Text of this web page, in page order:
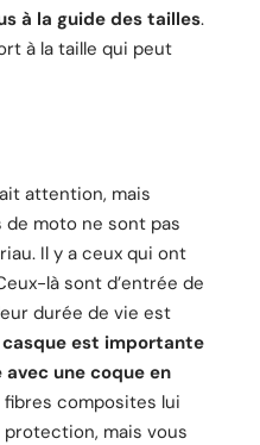
à la guide des tailles.
à la taille qui peut
attention, mais
moto ne sont pas
Il y a ceux qui ont
là sont d’entrée de
durée de vie est
est importante
avec une coque en
fibres composites lui
mais vous